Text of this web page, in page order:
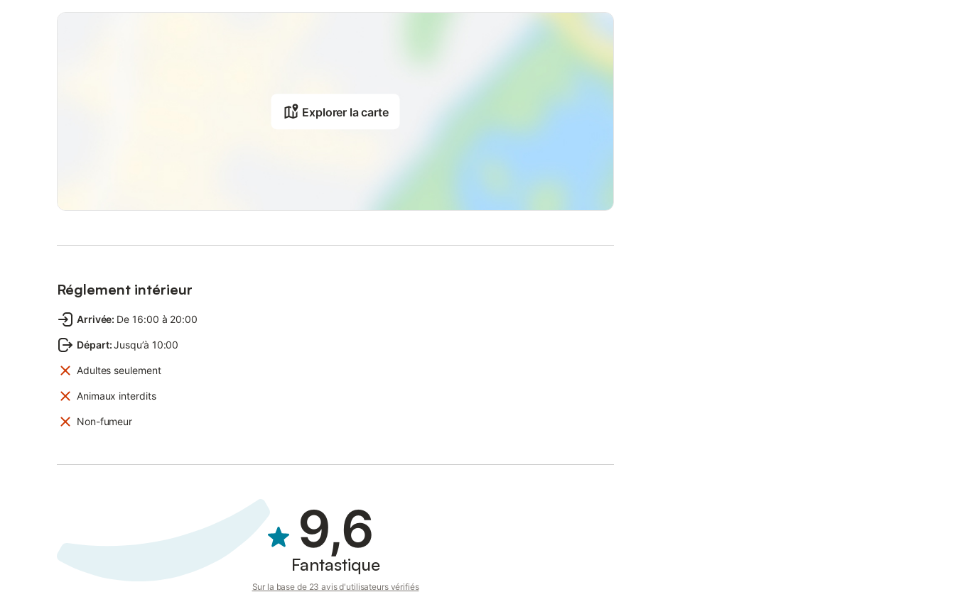
Explorer la carte
Réglement intérieur
Arrivée: De 16:00 à 20:00
Départ:Jusqu’à 10:00
Adultes seulement
Animaux interdits
Non-fumeur
9,6
Fantastique
Sur la base de 23 avis d'utilisateurs vérifiés